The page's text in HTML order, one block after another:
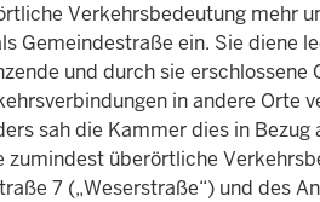
Verkehrsbedeutung mehr
Gemeindestraße ein. Sie diene
und durch sie
in andere Orte
sah die Kammer dies in
überörtliche
7 („Weserstraße“) und des